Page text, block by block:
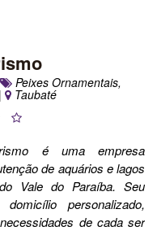
Peixes Ornamentais,
Taubaté
é uma empresa
de aquários e lagos
Vale do Paraíba. Seu
personalizado,
de cada ser